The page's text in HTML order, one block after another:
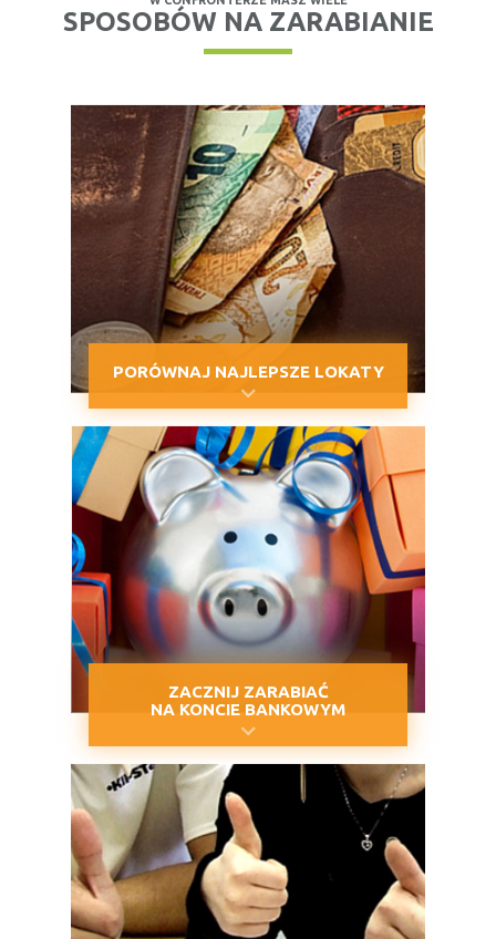
SPOSOBÓW NA ZARABIANIE
PORÓWNAJ NAJLEPSZE LOKATY
ZACZNIJ ZARABIAĆ
NA KONCIE BANKOWYM